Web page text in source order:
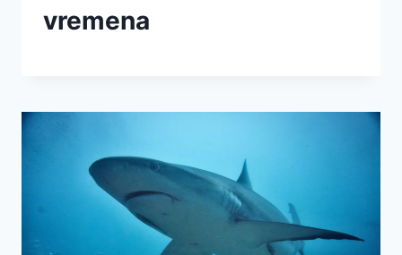
vremena